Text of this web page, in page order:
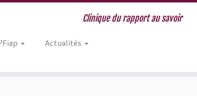
Clinique du rapport au savoir
Actualités